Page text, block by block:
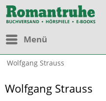
Menü
Wolfgang Strauss
Wolfgang Strauss